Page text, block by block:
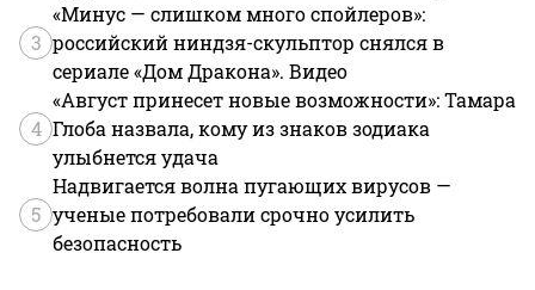
3
«Минус — слишком много спойлеров»:
российский ниндзя-скульптор снялся в
сериале «Дом Дракона». Видео
4
«Август принесет новые возможности»: Тамара
Глоба назвала, кому из знаков зодиака
улыбнется удача
5
Надвигается волна пугающих вирусов —
ученые потребовали срочно усилить
безопасность